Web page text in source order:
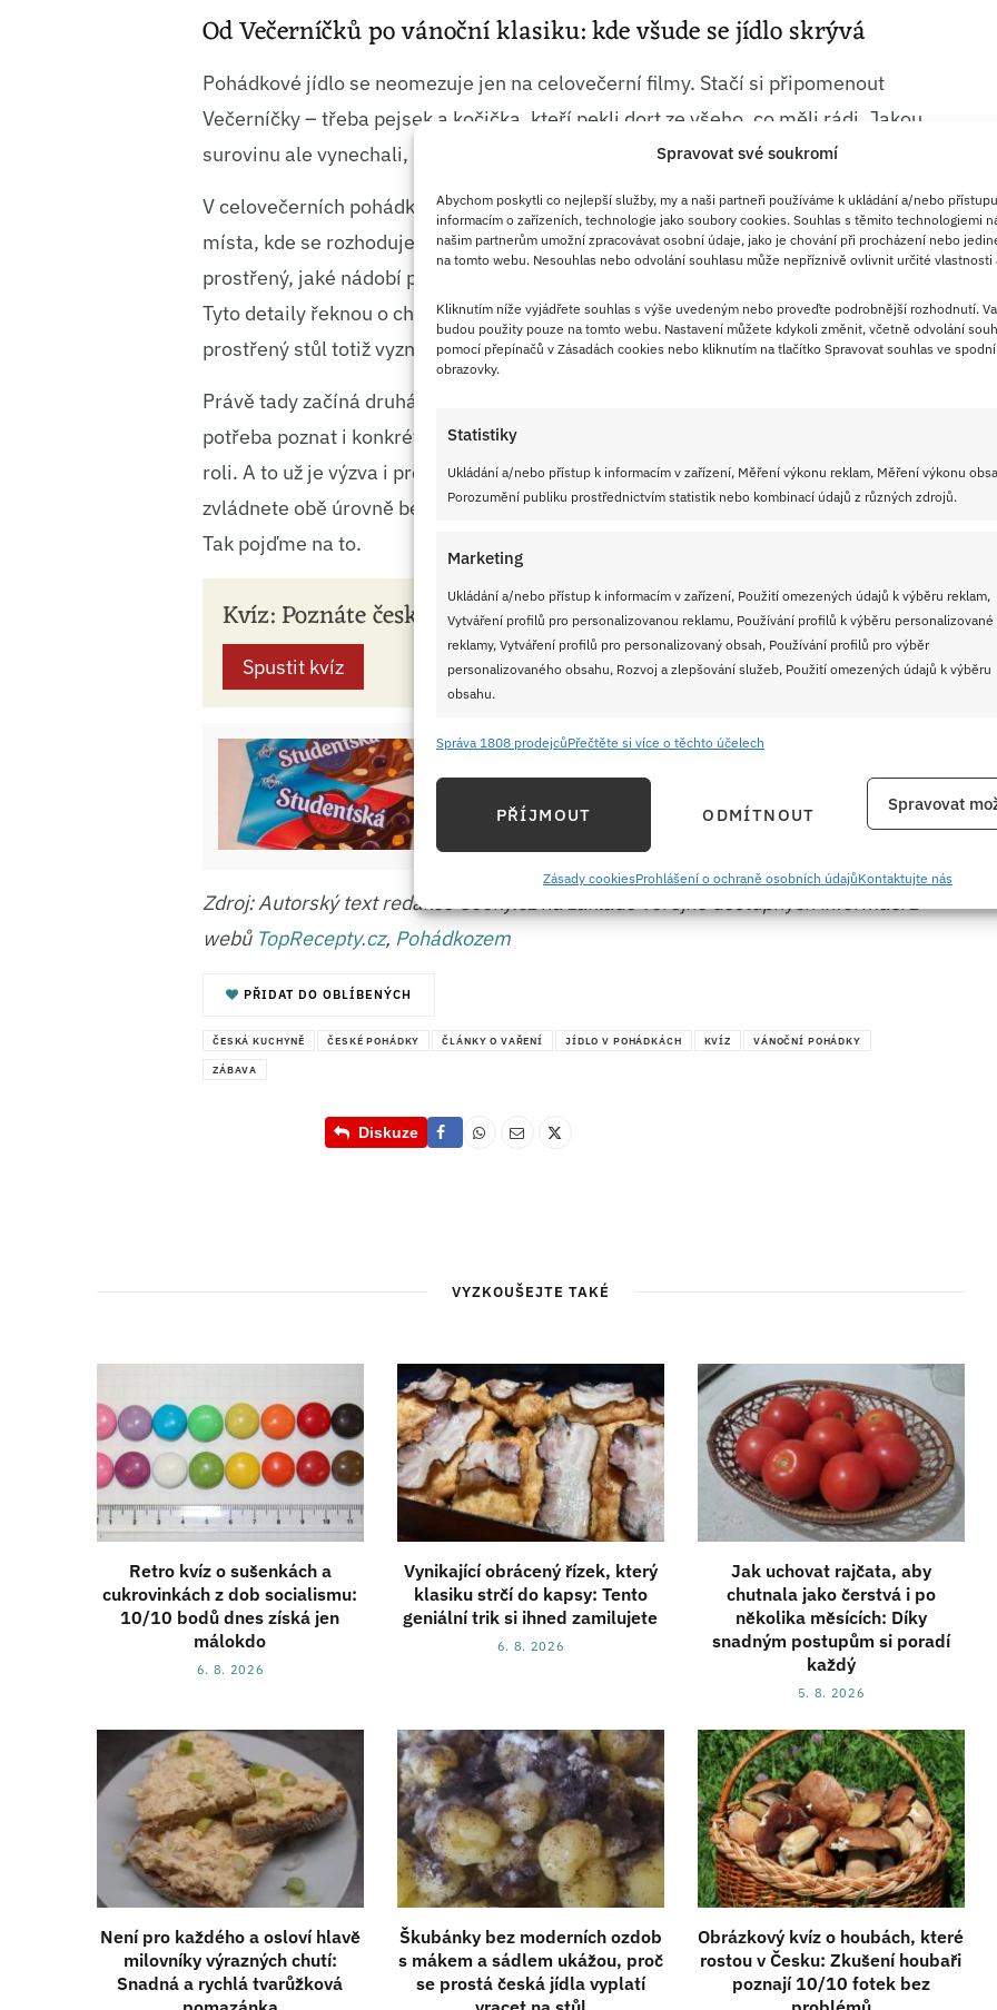
Spravovat své soukromí
Abychom poskytli co nejlepší služby, my a naši partneři používáme k ukládání a/nebo
informacím o zařízeních, technologie jako soubory cookies. Souhlas s těmito technologiemi
našim partnerům umožní zpracovávat osobní údaje, jako je chování při procházení nebo
na tomto webu. Nesouhlas nebo odvolání souhlasu může nepříznivě ovlivnit určité vlastnosti
Kliknutím níže vyjádřete souhlas s výše uvedeným nebo proveďte podrobnější rozhodnutí.
budou použity pouze na tomto webu. Nastavení můžete kdykoli změnit, včetně odvolání
pomocí přepínačů v Zásadách cookies nebo kliknutím na tlačítko Spravovat souhlas ve
obrazovky.
Statistiky
Ukládání a/nebo přístup k informacím v zařízení, Měření výkonu reklam, Měření výkonu
Porozumění publiku prostřednictvím statistik nebo kombinací údajů z různých zdrojů.
Marketing
Ukládání a/nebo přístup k informacím v zařízení, Použití omezených údajů k výběru reklam,
Vytváření profilů pro personalizovanou reklamu, Používání profilů k výběru personalizované
reklamy, Vytváření profilů pro personalizovaný obsah, Používání profilů pro výběr
personalizovaného obsahu, Rozvoj a zlepšování služeb, Použití omezených údajů k výběru
obsahu.
Funkce
Identifikace zařízení na základě automaticky přenášených informací.
Používání přesných údajů o zeměpisné poloze, Identifikace zařízení na
základě aktivně požadovaných informací.
Ukládání a sdělování voleb ochrany osobních údajů.
Správa 1808 prodejcůPřečtěte si více o těchto účelech
PŘÍJMOUT ODMÍTNOUT
Spravovat
Zásady cookiesProhlášení o ochraně osobních údajůKontaktujte nás
Od Večerníčků po vánoční klasiku: kde všude se jídlo skrývá
Pohádkové jídlo se neomezuje jen na celovečerní filmy. Stačí si připomenout
Večerníčky – třeba pejsek a kočička, kteří pekli dort ze všeho, co měli rádi. Jakou
surovinu ale vynechali, protože nechutnala ani jednomu?
V celovečerních pohádkách je to ale o něco výraznější. Kuchyně a jídelní stůl jsou
místa, kde se rozhoduje o osudu. Při příštím sledování si zkuste všímat, jak je stůl
prostřený, jaké nádobí postavy používají, jestli se peče na ohni, nebo v kamnech.
Tyto detaily řeknou o charakteru postav víc, než by člověk čekal. Bohatě
prostřený stůl totiž vyzní úplně jinak než prázdná mísa položená na zemi.
Právě tady začíná druhá úroveň kvízu. Nestačí vědět, v jaké pohádce se vařilo. Je
potřeba poznat i konkrétní pokrm nebo surovinu, která měla v příběhu zásadní
roli. A to už je výzva i pro skutečné znalce české pohádkové klasiky. Pokud
zvládnete obě úrovně bez zaváhání, máte českou pohádkovou kuchyni v malíku.
Tak pojďme na to.
Kvíz: Poznáte českou pohádku podle jídla z příběhu?
Spustit kvíz
Retro kvíz o socialistických sladkostech: Kdo si
dobře pamatuje mládí, ten dá alespoň 8/10
Zdroj: Autorský text redakce Cooky.cz na základě veřejně dostupných informací z
webů TopRecepty.cz, Pohádkozem
PŘIDAT DO OBLÍBENÝCH
ČESKÁ KUCHYNĚ ČESKÉ POHÁDKY ČLÁNKY O VAŘENÍ JÍDLO V POHÁDKÁCH KVÍZ VÁNOČNÍ POHÁDKY
ZÁBAVA
Diskuze
VYZKOUŠEJTE TAKÉ
Retro kvíz o sušenkách a
cukrovinkách z dob socialismu:
10/10 bodů dnes získá jen
málokdo
6. 8. 2026
Vynikající obrácený řízek, který
klasiku strčí do kapsy: Tento
geniální trik si ihned zamilujete
6. 8. 2026
Jak uchovat rajčata, aby
chutnala jako čerstvá i po
několika měsících: Díky
snadným postupům si poradí
každý
5. 8. 2026
Není pro každého a osloví hlavě
milovníky výrazných chutí:
Snadná a rychlá tvarůžková
Škubánky bez moderních ozdob
s mákem a sádlem ukážou, proč
se prostá česká jídla vyplatí
Obrázkový kvíz o houbách, které
rostou v Česku: Zkušení houbaři
poznají 10/10 fotek bez